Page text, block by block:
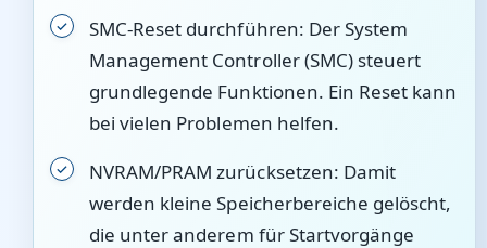
SMC-Reset durchführen: Der System
Management Controller (SMC) steuert
grundlegende Funktionen. Ein Reset kann
bei vielen Problemen helfen.
NVRAM/PRAM zurücksetzen: Damit
werden kleine Speicherbereiche gelöscht,
die unter anderem für Startvorgänge